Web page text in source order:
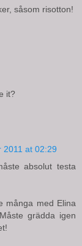
såsom risotton!
it?
2011 at 02:29
absolut testa
många med Elina
grädda igen